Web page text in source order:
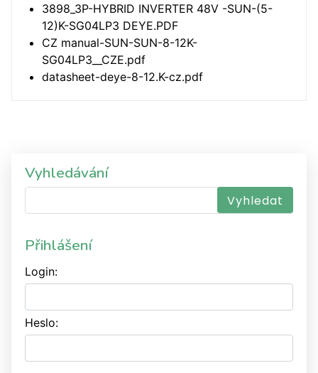
3898_3P-HYBRID INVERTER 48V -SUN-(5-
12)K-SG04LP3 DEYE.PDF
CZ manual-SUN-SUN-8-12K-
SG04LP3__CZE.pdf
datasheet-deye-8-12.K-cz.pdf
Vyhledávání
Přihlášení
Login:
Heslo: